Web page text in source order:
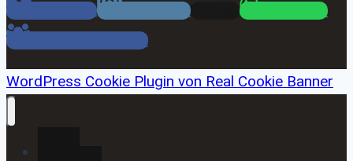
Facebook Instagram
WhatsApp
Facebook Gruppe
WordPress Cookie Plugin von Real Cookie Banner